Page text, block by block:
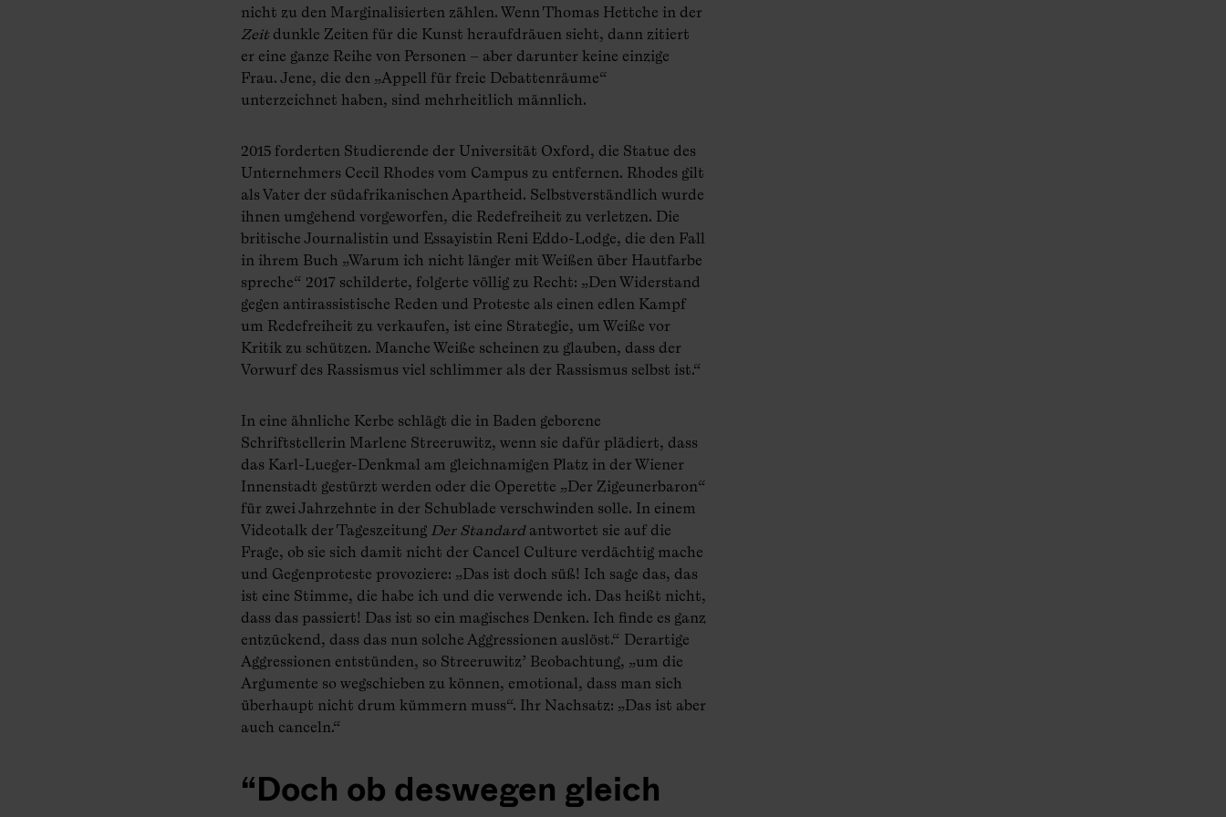
nicht zu den Marginalisierten zählen. Wenn Thomas Hettche in der
Zeit dunkle Zeiten für die Kunst heraufdräuen sieht, dann zitiert
er eine ganze Reihe von Personen – aber darunter keine einzige
Frau. Jene, die den „Appell für freie Debattenräume“
unterzeichnet haben, sind mehrheitlich männlich.
2015 forderten Studierende der Universität Oxford, die Statue des
Unternehmers Cecil Rhodes vom Campus zu entfernen. Rhodes gilt
als Vater der südafrikanischen Apartheid. Selbstverständlich wurde
ihnen umgehend vorgeworfen, die Redefreiheit zu verletzen. Die
britische Journalistin und Essayistin Reni Eddo-Lodge, die den Fall
in ihrem Buch „Warum ich nicht länger mit Weißen über Hautfarbe
spreche“ 2017 schilderte, folgerte völlig zu Recht: „Den Widerstand
gegen antirassistische Reden und Proteste als einen edlen Kampf
um Redefreiheit zu verkaufen, ist eine Strategie, um Weiße vor
Kritik zu schützen. Manche Weiße scheinen zu glauben, dass der
Vorwurf des Rassismus viel schlimmer als der Rassismus selbst ist.“
In eine ähnliche Kerbe schlägt die in Baden geborene
Schriftstellerin Marlene Streeruwitz, wenn sie dafür plädiert, dass
das Karl-Lueger-Denkmal am gleichnamigen Platz in der Wiener
Innenstadt gestürzt werden oder die Operette „Der Zigeunerbaron“
für zwei Jahrzehnte in der Schublade verschwinden solle. In einem
Videotalk der Tageszeitung Der Standardantwortet sie auf die
Frage, ob sie sich damit nicht der Cancel Culture verdächtig mache
und Gegenproteste provoziere: „Das ist doch süß! Ich sage das, das
ist eine Stimme, die habe ich und die verwende ich. Das heißt nicht,
dass das passiert! Das ist so ein magisches Denken. Ich finde es ganz
entzückend, dass das nun solche Aggressionen auslöst.“ Derartige
Aggressionen entstünden, so Streeruwitz’ Beobachtung, „um die
Argumente so wegschieben zu können, emotional, dass man sich
überhaupt nicht drum kümmern muss“. Ihr Nachsatz: „Das ist aber
auch canceln.“
Doch ob deswegen gleich